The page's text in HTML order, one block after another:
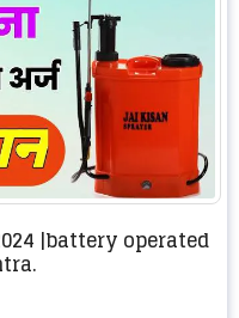
2024 |battery operated